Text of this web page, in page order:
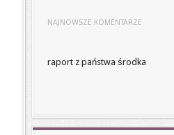
NAJNOWSZE KOMENTARZE
raport z państwa środka